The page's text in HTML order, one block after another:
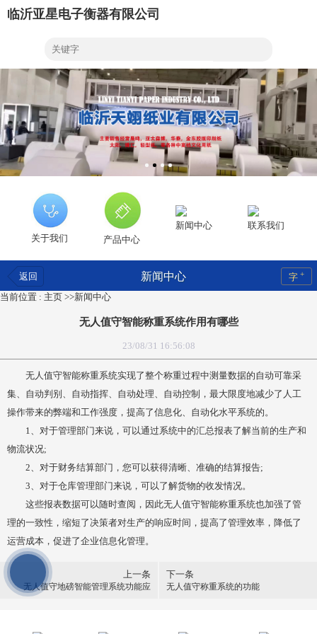
临沂亚星电子衡器有限公司
关于我们 产品中心
新闻中心 联系我们
返回 新闻中心 字 +
当前位置 : 主页 >>新闻中心
无人值守智能称重系统作用有哪些
23/08/31 16:56:08
无人值守智能称重系统实现了整个称重过程中测量数据的自动可靠采
集、自动判别、自动指挥、自动处理、自动控制，最大限度地减少了人工
操作带来的弊端和工作强度，提高了信息化、自动化水平系统的。
1、对于管理部门来说，可以通过系统中的汇总报表了解当前的生产和
物流状况;
2、对于财务结算部门，您可以获得清晰、准确的结算报告;
3、对于仓库管理部门来说，可以了解货物的收发情况。
这些报表数据可以随时查阅，因此无人值守智能称重系统也加强了管
理的一致性，缩短了决策者对生产的响应时间，提高了管理效率，降低了
运营成本，促进了企业信息化管理。
上一条
无人值守地磅智能管理系统功能应
下一条
无人值守称重系统的功能